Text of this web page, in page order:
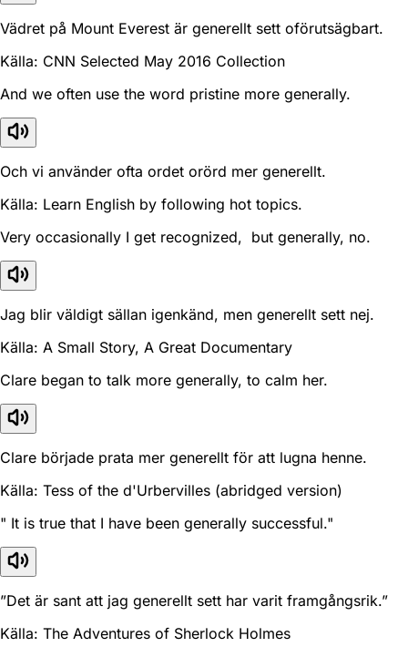
Vädret på Mount Everest är generellt sett oförutsägbart.
Källa: CNN Selected May 2016 Collection
And we often use the word pristine more generally.
Och vi använder ofta ordet orörd mer generellt.
Källa: Learn English by following hot topics.
Very occasionally I get recognized, but generally, no.
Jag blir väldigt sällan igenkänd, men generellt sett nej.
Källa: A Small Story, A Great Documentary
Clare began to talk more generally, to calm her.
Clare började prata mer generellt för att lugna henne.
Källa: Tess of the d'Urbervilles (abridged version)
" It is true that I have been generally successful."
”Det är sant att jag generellt sett har varit framgångsrik.”
Källa: The Adventures of Sherlock Holmes